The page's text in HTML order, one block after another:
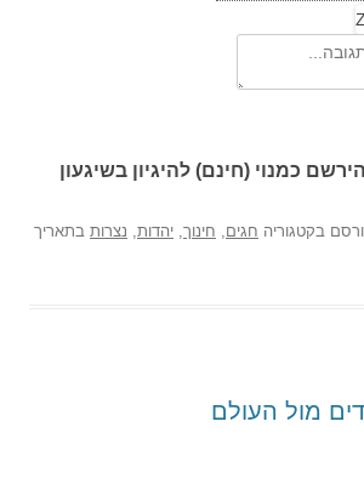
כ מנוי (חינם) להיגיון בשיגעון
בקטגוריהחגים,חינוך,יהדות,נצרותבתאריך
מול העולם